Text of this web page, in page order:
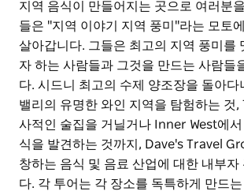
지역 음식이 만들어지는 곳으로 여러분
들은 "지역 이야기 지역 풍미"라는 모토
살아갑니다. 그들은 최고의 지역 풍미를
자 하는 사람들과 그것을 만드는 사람들
다. 시드니 최고의 수제 양조장을 돌아다
밸리의 유명한 와인 지역을 탐험하는 것,
사적인 술집을 거닐거나 Inner West에
식을 발견하는 것까지, Dave's Travel
창하는 음식 및 음료 산업에 대한 내부자
다. 각 투어는 각 장소를 독특하게 만드